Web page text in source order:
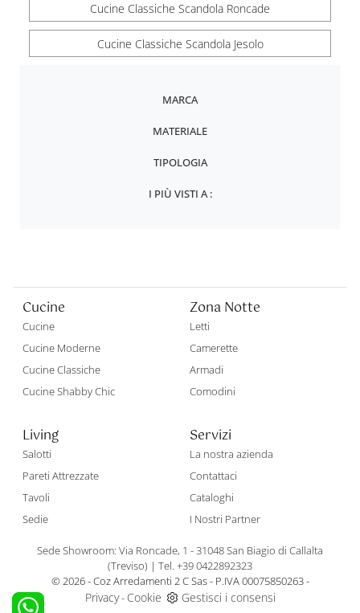
Cucine Classiche Scandola Roncade
Cucine Classiche Scandola Jesolo
MARCA
MATERIALE
TIPOLOGIA
I PIÙ VISTI A :
Cucine
Cucine
Cucine Moderne
Cucine Classiche
Cucine Shabby Chic
Zona Notte
Letti
Camerette
Armadi
Comodini
Living
Salotti
Pareti Attrezzate
Tavoli
Sedie
Servizi
La nostra azienda
Contattaci
Cataloghi
I Nostri Partner
Sede Showroom: Via Roncade, 1 - 31048 San Biagio di Callalta
(Treviso) | Tel. +39 0422892323
© 2026 - Coz Arredamenti 2 C Sas - P.IVA 00075850263 -
Privacy- Cookie Gestisci i consensi